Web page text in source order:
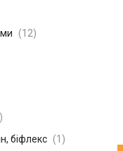
12
біфлекс
1